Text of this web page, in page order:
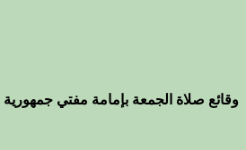
وقائع صلاة الجمعة بإمامة مفتي